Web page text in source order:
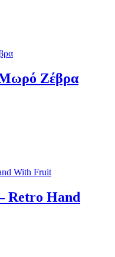
Ζέβρα
Retro Hand